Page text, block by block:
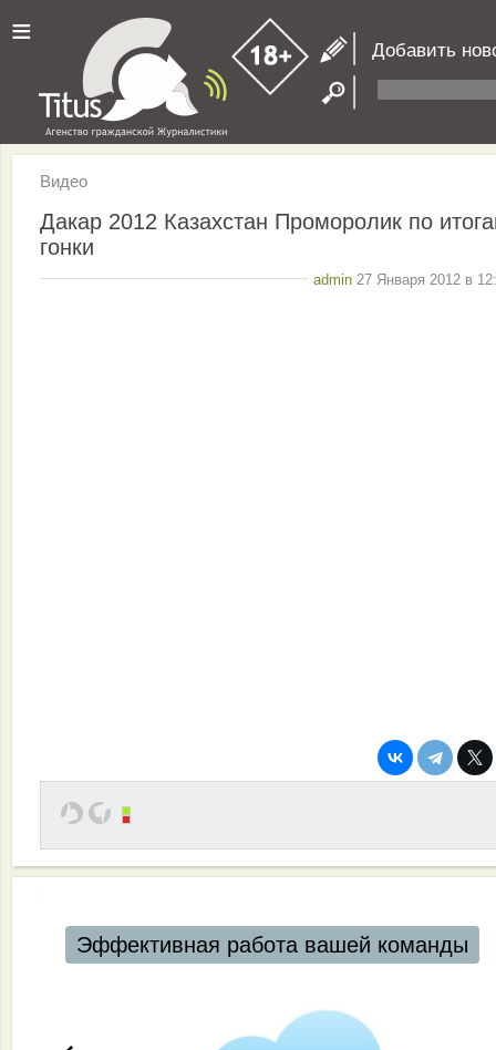
≡ Добавить
Видео
Дакар 2012 Казахстан Проморолик по
гонки
admin 27 Января 2012 в
Эффективная работа вашей команды